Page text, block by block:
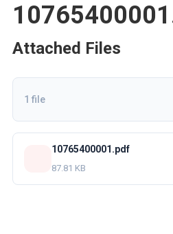
Attached Files
1 file
10765400001.pdf
87.81 KB